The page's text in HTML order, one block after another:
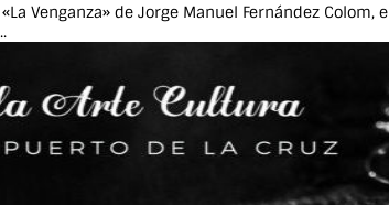
Venganza» de Jorge Manuel Fernández